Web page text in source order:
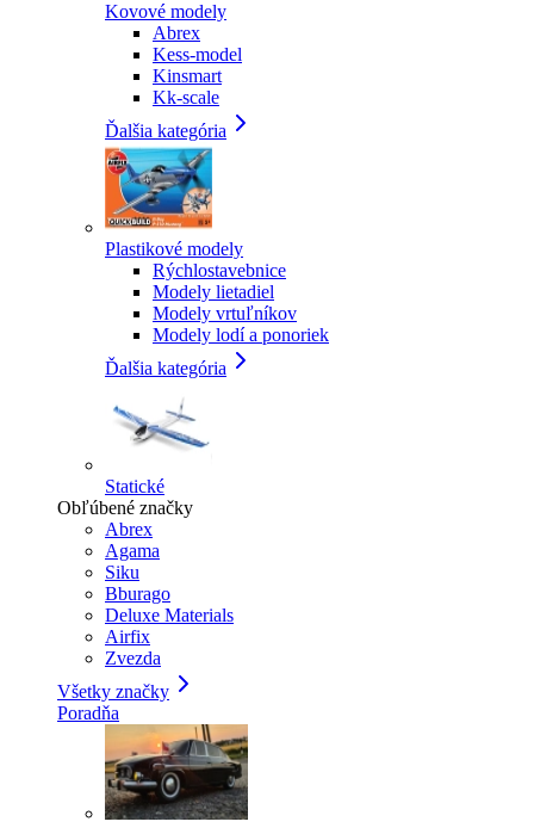
Kovové modely
Abrex
Kess-model
Kinsmart
Kk-scale
Ďalšia kategória
Plastikové modely
Rýchlostavebnice
Modely lietadiel
Modely vrtuľníkov
Modely lodí a ponoriek
Ďalšia kategória
Statické
Obľúbené značky
Abrex
Agama
Siku
Bburago
Deluxe Materials
Airfix
Zvezda
Všetky značky
Poradňa